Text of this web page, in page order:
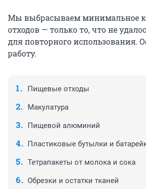
Мы выбрасываем минимальное
отходов — только то, что не
для повторного использования.
работу.
Пищевые отходы
Макулатура
Пищевой алюминий
Пластиковые бутылки и
Тетрапакеты от молока и сока
Обрезки и остатки тканей